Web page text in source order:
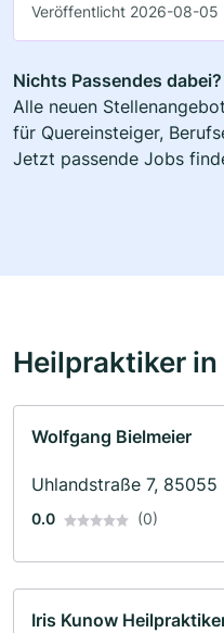
Veröffentlicht 2026-08-05
Nichts Passendes dabei?
Alle neuen
für Quereinsteiger,
Jetzt passende Jobs
Heilpraktiker in
Wolfgang Bielmeier
Uhlandstraße 7,
0.0 (0)
Iris Kunow